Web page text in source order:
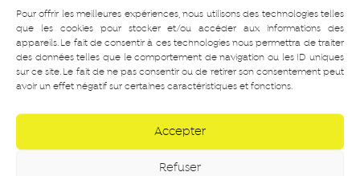
Pour offrir les meilleures expériences, nous utilisons des technologies telles
que les cookies pour stocker et/ou accéder aux informations des
appareils. Le fait de consentir à ces technologies nous permettra de traiter
des données telles que le comportement de navigation ou les ID uniques
sur ce site. Le fait de ne pas consentir ou de retirer son consentement peut
avoir un effet négatif sur certaines caractéristiques et fonctions.
Accepter
Refuser
Bonne nouvelle, les idées reçues répertoriées par la moitié
de ce groupe collent parfaitement à celles du premier groupe
rencontré deux mois plus tôt, la phase de réalisation n’en
sera que plus rapide à mettre en place.
La donne est redistribuée avec ces onze élèves
supplémentaires, mais je décèle rapidement des énergies
motrices dans les “nouveaux”. De ces 20 élèves, quatre sous-
groupes se constituent assez instinctivement et chaque
groupe choisi des clichés à mettre en scène et une réponse à